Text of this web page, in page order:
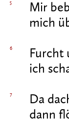
5
Mir
mich
6
Furcht
ich
7
Da
dann